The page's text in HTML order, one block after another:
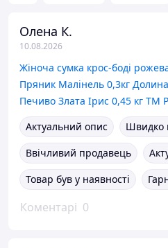
Олена К.
10.08.2026
Пряник Малінель 0,3кг Долина
Печиво Злата Ірис 0,45 кг ТМ
Актуальний опис
Швидко
Ввічливий продавець
Товар був у наявності
Коментарі 0